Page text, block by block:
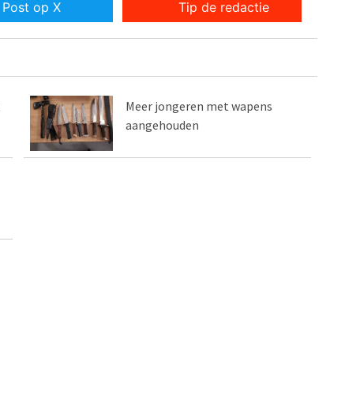
Post op X Tip de redactie
Meer jongeren met wapens
aangehouden